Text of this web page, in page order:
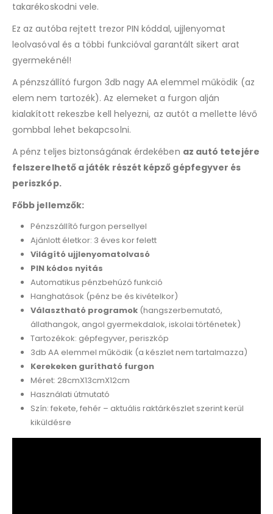
takarékoskodni vele.
Ez az autóba rejtett trezor PIN kóddal, ujjlenyomat
leolvasóval és a többi funkcióval garantált sikert arat
gyermekénél!
A pénzszállító furgon 3db nagy AA elemmel működik (az
elem nem tartozék). Az elemeket a furgon alján
kialakított rekeszbe kell helyezni, az autót a mellette lévő
gombbal lehet bekapcsolni.
A pénz teljes biztonságának érdekében az autó tetejére
felszerelhető a játék részét képző gépfegyver és
periszkóp.
Főbb jellemzők:
Pénzszállító furgon persellyel
Ajánlott életkor: 3 éves kor felett
Világító ujjlenyomatolvasó
PIN kódos nyitás
Automatikus pénzbehúzó funkció
Hanghatások (pénz be és kivételkor)
Választható programok(hangszerbemutató,
állathangok, angol gyermekdalok, iskolai történetek)
Tartozékok: gépfegyver, periszkóp
3db AA elemmel működik (a készlet nem tartalmazza)
Kerekeken gurítható furgon
Méret: 28cmX13cmX12cm
Használati útmutató
Szín: fekete, fehér – aktuális raktárkészlet szerint kerül
kiküldésre